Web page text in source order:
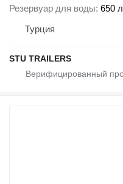
Резервуар для воды 650 л
Турция
STU TRAILERS